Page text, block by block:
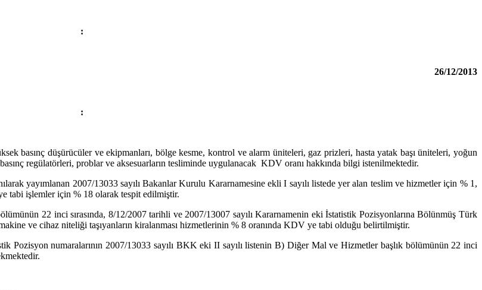
:
26/12/2013
:
düşürücüler ve ekipmanları, bölge kesme, kontrol ve alarm üniteleri, gaz prizleri, hasta yatak başı üniteleri, yoğun
regülatörleri, problar ve aksesuarların tesliminde uygulanacak KDV oranı hakkında bilgi istenilmektedir.
2007/13033 sayılı Bakanlar Kurulu Kararnamesine ekli I sayılı listede yer alan teslim ve hizmetler için % 1,
tabi işlemler için % 18 olarak tespit edilmiştir.
22 inci sırasında, 8/12/2007 tarihli ve 2007/13007 sayılı Kararnamenin eki İstatistik Pozisyonlarına Bölünmüş Türk
ve cihaz niteliği taşıyanların kiralanması hizmetlerinin % 8 oranında KDV ye tabi olduğu belirtilmiştir.
numaralarının 2007/13033 sayılı BKK eki II sayılı listenin B) Diğer Mal ve Hizmetler başlık bölümünün 22 inci